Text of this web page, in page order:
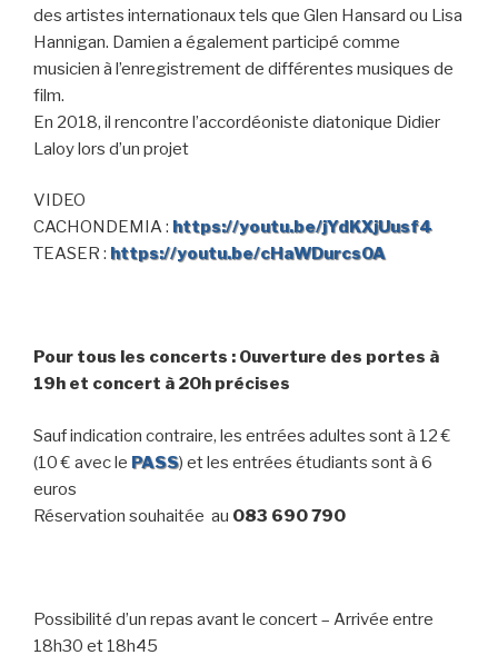
des artistes internationaux tels que Glen Hansard ou Lisa
Hannigan. Damien a également participé comme
musicien à l’enregistrement de différentes musiques de
film.
En 2018, il rencontre l’accordéoniste diatonique Didier
Laloy lors d’un projet
VIDEO
CACHONDEMIA : https://youtu.be/jYdKXjUusf4
TEASER : https://youtu.be/cHaWDurcsOA
Pour tous les concerts : Ouverture des portes à
19h et concert à 20h précises
Sauf indication contraire, les entrées adultes sont à 12 €
(10 € avec le PASS) et les entrées étudiants sont à 6
euros
Réservation souhaitée au 083 690 790
Possibilité d’un repas avant le concert – Arrivée entre
18h30 et 18h45